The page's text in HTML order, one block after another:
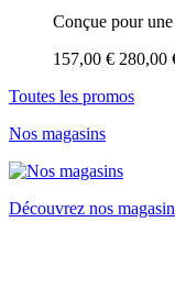
Conçue pour
157,00 € 280,00
Toutes les promos
Nos magasins
Découvrez nos